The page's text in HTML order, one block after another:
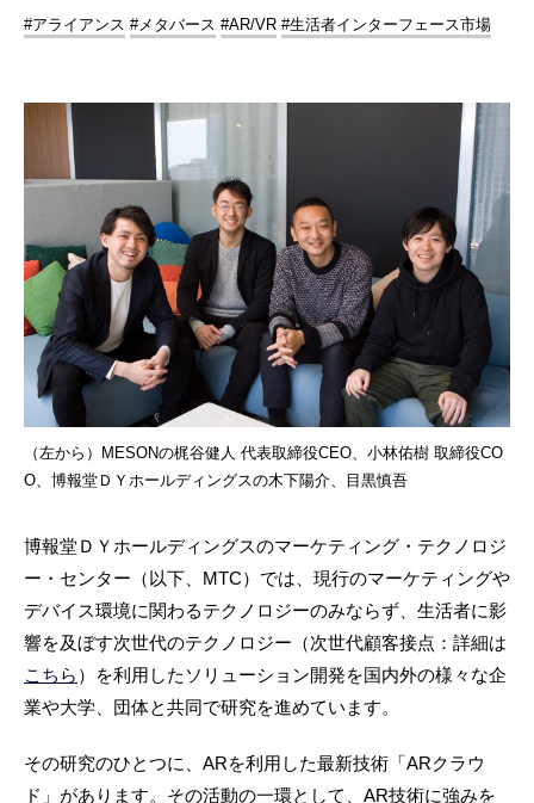
#アライアンス #メタバース #AR/VR #生活者インターフェース市場
（左から）MESONの梶谷健人 代表取締役CEO、小林佑樹 取締役CO
O、博報堂ＤＹホールディングスの木下陽介、目黒慎吾
博報堂ＤＹホールディングスのマーケティング・テクノロジ
ー・センター（以下、MTC）では、現行のマーケティングや
デバイス環境に関わるテクノロジーのみならず、生活者に影
響を及ぼす次世代のテクノロジー（次世代顧客接点：詳細は
こちら ）を利用したソリューション開発を国内外の様々な企
業や大学、団体と共同で研究を進めています。
その研究のひとつに、ARを利用した最新技術「ARクラウ
ド」があります。その活動の一環として、AR技術に強みを